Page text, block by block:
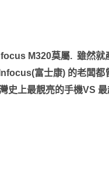
M320莫屬. 雖然就
Infocus(富士康) 的老闆都
史上最靚亮的手機VS